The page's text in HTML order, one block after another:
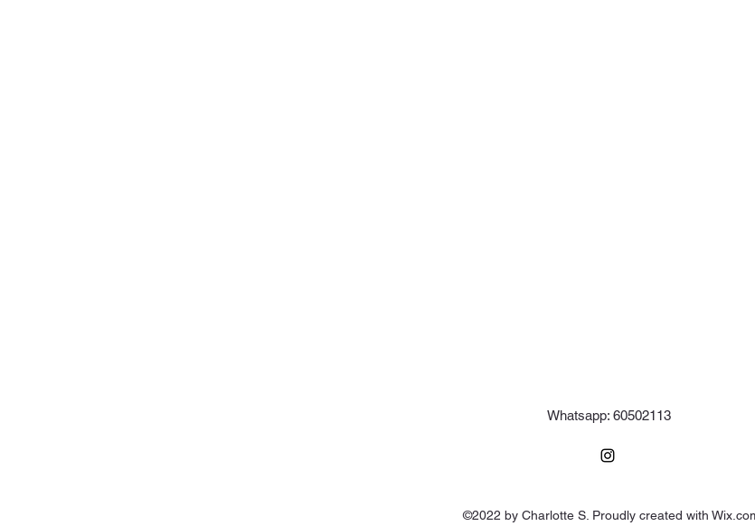
Whatsapp: 60502113
©2022 by Charlotte S. Proudly created with